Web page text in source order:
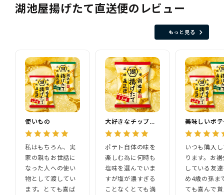
湖池屋揚げたて直送便のレビュー
もっと見る
使いもの
私はもちろん、実
家の親もお世話に
なった人への使い
物として渡してい
ます。とても喜ば
大好きなチップスです
ポテト自体の味を
楽しむ為に何時も
塩味を選んでいま
すが塩が濃すぎる
ことなくとても満
美味しいポ
いつも購入
ります。お
している友
め4歳の孫ま
ても喜んで